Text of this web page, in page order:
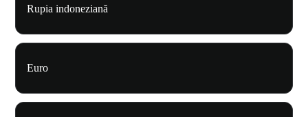
Rupia indoneziană
Euro